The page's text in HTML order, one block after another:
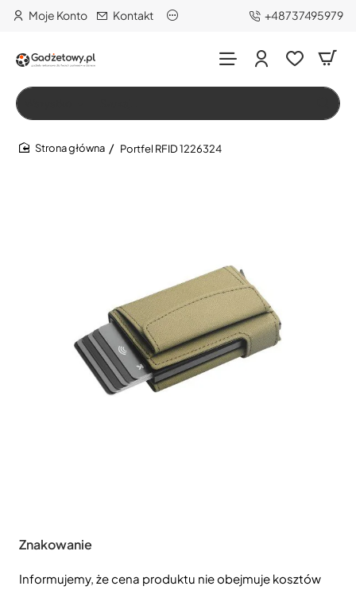
Moje Konto Kontakt +48737495979
Szukaj…
Portfel RFID 1226324
Znakowanie
Informujemy, że cena produktu nie obejmuje kosztów